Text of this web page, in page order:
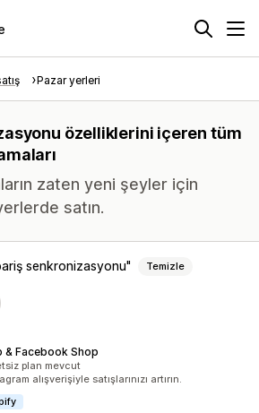
Pazar yerleri
özelliklerini içeren tüm
zaten yeni şeyler için
satın.
senkronizasyonu Temizle
& Facebook Shop
plan mevcut
alışverişiyle satışlarınızı artırın.